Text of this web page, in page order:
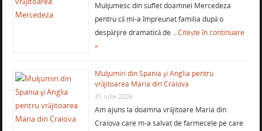
Mulţumesc din suflet doamnei Mercedeza
pentru că mi-a împreunat familia după o
despărţire dramatică de …Citește în continuare
»
Mulţumiri din Spania şi Anglia pentru
vrăjitoarea Maria din Craiova
31 iulie 2026
Am ajuns la doamna vrăjitoare Maria din
Craiova care m-a salvat de farmecele pe care